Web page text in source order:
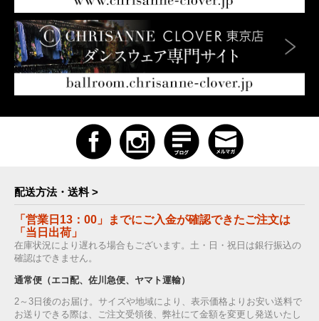
配送方法・送料 >
「営業日13：00」までにご入金が確認できたご注文は
「当日出荷」
在庫状況により遅れる場合もございます。土・日・祝日は銀行振込の
確認はできません。
通常便（エコ配、佐川急便、ヤマト運輸）
2～3日後のお届け。サイズや地域により、表示価格よりお安い送料で
お送りできる際は、ご注文受領後、弊社にて金額を変更し発送いたし